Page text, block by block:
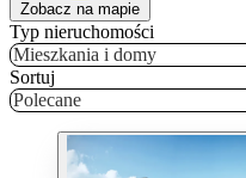
Zobacz na mapie
Typ nieruchomości
Mieszkania i domy
Sortuj
Polecane